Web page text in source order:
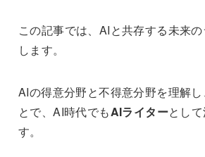
この記事では、AIと共存する未来
します。
AIの得意分野と不得意分野を理解
とで、AI時代でもAIライターとし
す。